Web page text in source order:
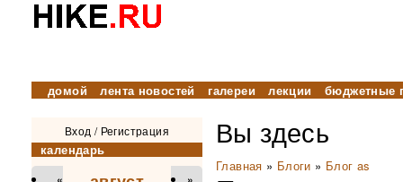
домой лента новостей галереи лекции бюджетные
Вход / Регистрация
календарь Вы здесь
Главная » Блоги » Блог as